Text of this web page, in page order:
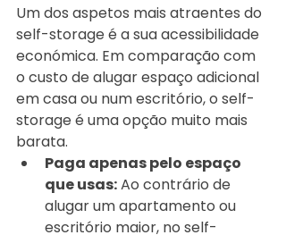
Um dos aspetos mais atraentes do
self-storage é a sua acessibilidade
económica. Em comparação com
o custo de alugar espaço adicional
em casa ou num escritório, o self-
storage é uma opção muito mais
barata.
Paga apenas pelo espaço
que usas: Ao contrário de
alugar um apartamento ou
escritório maior, no self-